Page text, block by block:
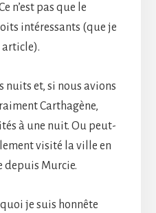
n’est pas que le
intéressants (que je
nuits et, si nous avions
Carthagène,
à une nuit. Ou peut-
visité la ville en
depuis Murcie.
je suis honnête